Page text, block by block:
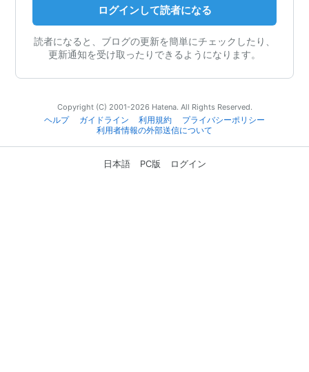
ログインして読者になる
読者になると、ブログの更新を簡単にチェックしたり、
更新通知を受け取ったりできるようになります。
Copyright (C) 2001-2026 Hatena. All Rights Reserved.
ヘルプ
ガイドライン 利用規約
プライバシーポリシー
利用者情報の外部送信について
日本語 PC版 ログイン